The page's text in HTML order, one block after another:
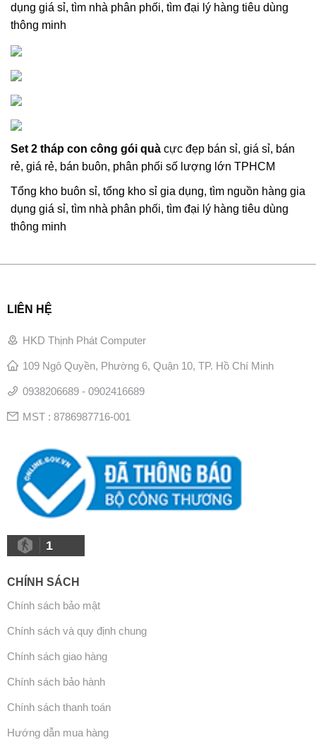
dụng giá sỉ, tìm nhà phân phối, tìm đại lý hàng tiêu dùng
thông minh
Set 2 tháp con công gói quà cực đẹp bán sỉ, giá sỉ, bán
rẻ, giá rẻ, bán buôn, phân phối số lượng lớn TPHCM
Tổng kho buôn sỉ, tổng kho sỉ gia dụng, tìm nguồn hàng gia
dụng giá sỉ, tìm nhà phân phối, tìm đại lý hàng tiêu dùng
thông minh
LIÊN HỆ
HKD Thịnh Phát Computer
109 Ngô Quyền, Phường 6, Quận 10, TP. Hồ Chí Minh
0938206689 - 0902416689
MST : 8786987716-001
1
CHÍNH SÁCH
Chính sách bảo mật
Chính sách và quy định chung
Chính sách giao hàng
Chính sách bảo hành
Chính sách thanh toán
Hướng dẫn mua hàng